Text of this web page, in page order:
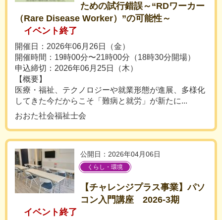
ための試行錯誤～“RDワーカー
（Rare Disease Worker）”の可能性～
イベント終了
開催日：2026年06月26日（金）
開催時間：19時00分〜21時00分（18時30分開場）
申込締切：2026年06月25日（木）
【概要】
医療・福祉、テクノロジーや就業形態が進展、多様化
してきた今だからこそ「難病と就労」が新たに...
おおた社会福祉士会
公開日：2026年04月06日
くらし・環境
【チャレンジプラス事業】パソ
コン入門講座 2026-3期
イベント終了